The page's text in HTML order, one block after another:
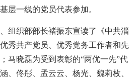
层一线的党员代表参加。
织部部长褚振东宣读了《中共淄
秀共产党员、优秀党务工作者和先
马晓磊为受到表彰的“两优一先”代
、佟彤、孟云云、杨光、魏莉枚、